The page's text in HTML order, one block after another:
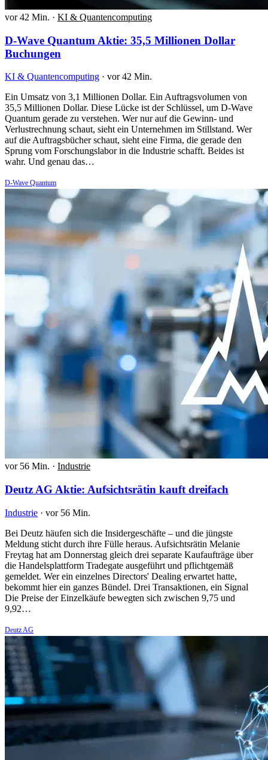
vor 42 Min. · KI & Quantencomputing
D-Wave Quantum Aktie: 35,5 Millionen Dollar
Buchungen
KI & Quantencomputing · vor 42 Min.
Ein Umsatz von 3,1 Millionen Dollar. Ein Auftragsvolumen von
35,5 Millionen Dollar. Diese Lücke ist der Schlüssel, um D-Wave
Quantum gerade zu verstehen. Wer nur auf die Gewinn- und
Verlustrechnung schaut, sieht ein Unternehmen im Stillstand. Wer
auf die Auftragsbücher schaut, sieht eine Firma, die gerade den
Sprung vom Forschungslabor in die Industrie schafft. Beides ist
wahr. Und genau das…
D-Wave Quantum
vor 56 Min. · Industrie
Deutz AG Aktie: Aufsichtsrätin kauft dreifach
Industrie · vor 56 Min.
Bei Deutz häufen sich die Insidergeschäfte – und die jüngste
Meldung sticht durch ihre Fülle heraus. Aufsichtsrätin Melanie
Freytag hat am Donnerstag gleich drei separate Kaufaufträge über
die Handelsplattform Tradegate ausgeführt und pflichtgemäß
gemeldet. Wer ein einzelnes Directors' Dealing erwartet hatte,
bekommt hier ein ganzes Bündel. Drei Transaktionen, ein Signal
Die Preise der Einzelkäufe bewegten sich zwischen 9,75 und
9,92…
Deutz AG